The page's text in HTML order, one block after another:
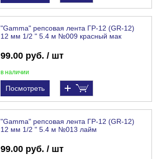
"Gamma" репсовая лента ГР-12 (GR-12)
12 мм 1/2 " 5.4 м №009 красный мак
99.00 руб. / шт
в наличии
Посмотреть
"Gamma" репсовая лента ГР-12 (GR-12)
12 мм 1/2 " 5.4 м №013 лайм
99.00 руб. / шт